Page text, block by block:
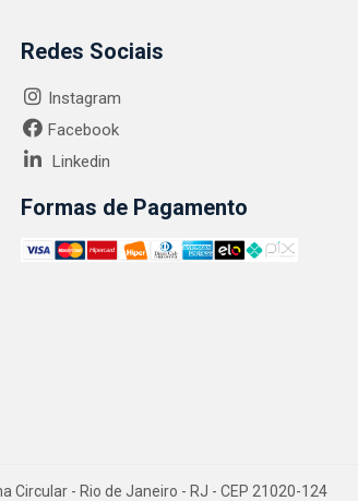
Redes Sociais
Instagram
Facebook
Linkedin
Formas de Pagamento
Circular - Rio de Janeiro - RJ - CEP 21020-124